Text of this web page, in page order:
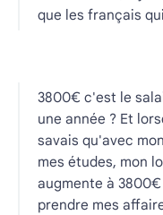
que les français
3800€ c'est le
une année ? Et
savais qu'avec
mes études, mon
augmente à
prendre mes